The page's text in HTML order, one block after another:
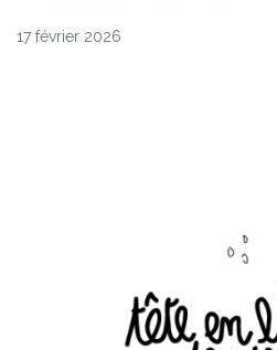
17 février 2026